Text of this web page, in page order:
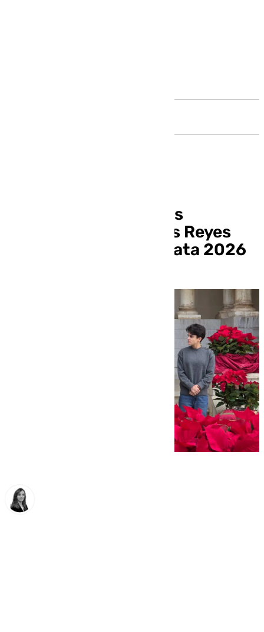
Granada ya tiene a sus
representantes de los Reyes
Magos para la Cabalgata 2026